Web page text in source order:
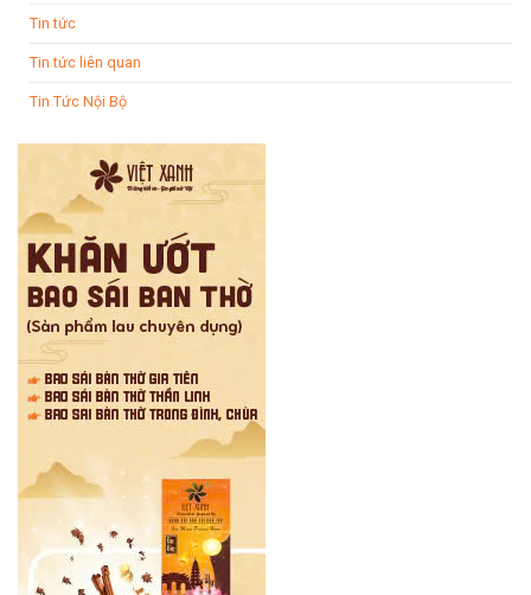
Tin tức
Tin tức liên quan
Tin Tức Nội Bộ